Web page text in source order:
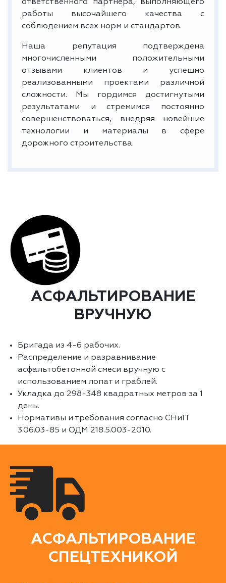
ответственного партнера, выполняющего
работы высочайшего качества с
соблюдением всех норм и стандартов.
Наша репутация подтверждена
многочисленными положительными
отзывами клиентов и успешно
реализованными проектами различной
сложности. Мы гордимся достигнутыми
результатами и стремимся постоянно
совершенствоваться, внедряя новейшие
технологии и материалы в сфере
дорожного строительства.
АСФАЛЬТИРОВАНИЕ
ВРУЧНУЮ
Бригада из 4-6 рабочих.
Распределение и разравнивание
асфальтобетонной смеси вручную с
использованием лопат и граблей.
Укладка до 298-348 квадратных метров за 1
день.
Нормативы и требования согласно СНиП
3.06.03-85 и ОДМ 218.5.003-2010.
АСФАЛЬТИРОВАНИЕ
СПЕЦТЕХНИКОЙ